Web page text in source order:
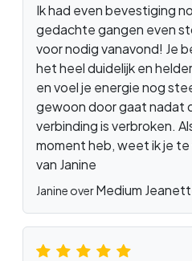
Ik had even bevestiging
gedachte gangen even
voor nodig vanavond! Je
het heel duidelijk en
en voel je energie nog
gewoon door gaat nadat
verbinding is verbroken.
moment heb, weet ik je
van Janine
Janine overMedium